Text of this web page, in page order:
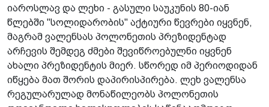
იაროსლავ და ლეხი - გასული საუკუნის 80-იან
წლებში "სოლიდარობის" აქტიური წევრები იყვნენ,
მაგრამ ვალენსას პოლონეთის პრეზიდენტად
არჩევის შემდეგ ძმები შევიწროებულნი იყვნენ
ახალი პრეზიდენტის მიერ. სწორედ იმ პერიოდიდან
იწყება მათ შორის დაპირისპირება. ლეხ ვალენსა
რეგულარულად მონაწილეობს პოლონეთის